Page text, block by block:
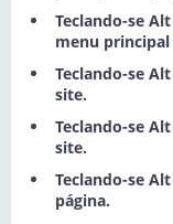
Teclando-se
menu principal
Teclando-se
site.
Teclando-se
site.
Teclando-se
página.